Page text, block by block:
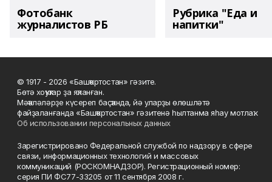
Фотобанк
журналистов РБ
Рубрика "Еда и
напитки"
© 1917 - 2026 «Башҡортостан» гәзите.
Бөтә хоҡуҡтар ҙа яҡланған.
Мәҡәләләрҙе күсереп баҫҡанда, йә уларҙы өлөшләтә
файҙаланғанда «Башҡортостан» гәзитенә һылтанма яһау мотлаҡ.
Об использовании персональных данных
Зарегистрировано Федеральной службой по надзору в сфере
связи, информационных технологий и массовых
коммуникаций (РОСКОМНАДЗОР). Регистрационный номер:
серия ПИ ФС77-33205 от 11 сентября 2008 г.